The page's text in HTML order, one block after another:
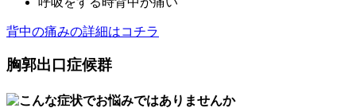
背中の痛みの詳細はコチラ
胸郭出口症候群